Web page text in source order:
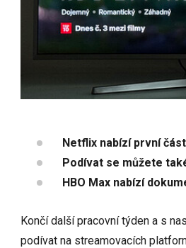
Netflix nabízí první
Podívat se můžete
HBO Max nabízí
Končí další pracovní týden a s
podívat na streamovacích